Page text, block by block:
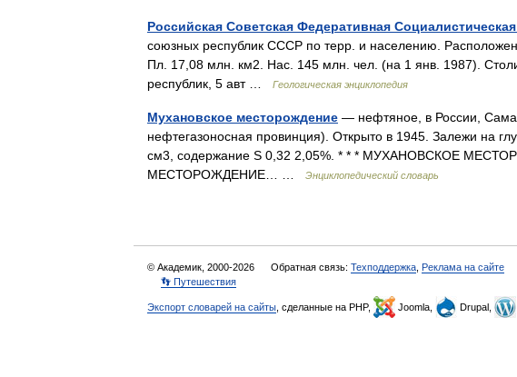
Российская Советская Федеративная
союзных республик CCCP по терр. и населению.
Пл. 17,08 млн. км2. Hac. 145 млн. чел. (на 1 янв. 1987).
республик, 5 авт …
Геологическая энциклопедия
Мухановское месторождение — нефтяное, в России,
нефтегазоносная провинция). Открыто в 1945. Залежи на
см3, содержание S 0,32 2,05%. * * * МУХАНОВСКОЕ
МЕСТОРОЖДЕНИЕ… …
Энциклопедический словарь
© Академик, 2000-2026 Обратная связь: Техподдержка Реклама на сайте
👣 Путешествия
Экспорт словарей на сайты , сделанные на PHP, Joomla, Drupal,